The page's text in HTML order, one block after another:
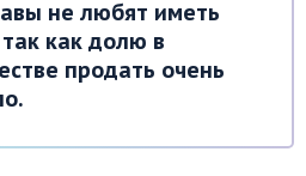
не любят иметь
как долю в
продать очень